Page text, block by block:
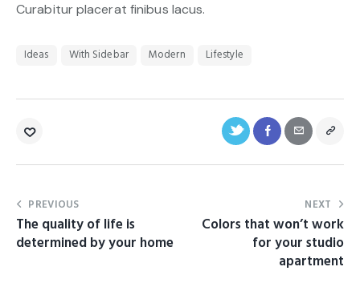
Curabitur placerat finibus lacus.
Ideas With Sidebar Modern Lifestyle
PREVIOUS
The quality of life is
determined by your home
NEXT
Colors that won’t work
for your studio
apartment